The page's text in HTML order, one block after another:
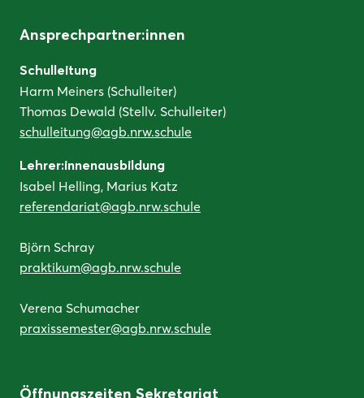
Ansprechpartner:innen
Schulleitung
Harm Meiners (Schulleiter)
Thomas Dewald (Stellv. Schulleiter)
schulleitung@agb.nrw.schule
Lehrer:innenausbildung
Isabel Helling, Marius Katz
referendariat@agb.nrw.schule
Björn Schray
praktikum@agb.nrw.schule
Verena Schumacher
praxissemester@agb.nrw.schule
Öffnungszeiten Sekretariat